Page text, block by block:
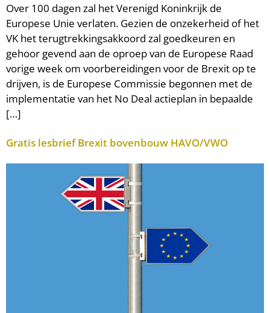
Over 100 dagen zal het Verenigd Koninkrijk de
Europese Unie verlaten. Gezien de onzekerheid of het
VK het terugtrekkingsakkoord zal goedkeuren en
gehoor gevend aan de oproep van de Europese Raad
vorige week om voorbereidingen voor de Brexit op te
drijven, is de Europese Commissie begonnen met de
implementatie van het No Deal actieplan in bepaalde
[…]
Gratis lesbrief Brexit bovenbouw HAVO/VWO